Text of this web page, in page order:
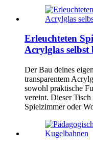
Erleuchteten
Acrylglas selbst
Der Bau deines
transparentem
sowohl praktische
vereint. Dieser
Spielzimmer oder